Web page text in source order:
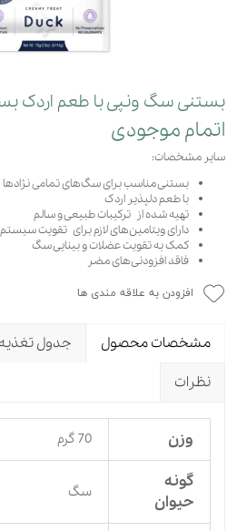
بستنی سگ ونپی با طعم اردک بسته 5
اتمام موجودی
سایر مشخصات:
بستنی مناسب برای سگ‌های تمامی نژادها
با طعم دلپذیر اردک
تهیه شده از ترکیبات طبیعی و سالم
دارای ویتامین‌های لازم برای تقویت
کمک به تقویت عضلات و بینایی سگ
فاقد افزودنی‌های مضر
افزودن به علاقه مندی ها
مشخصات محصول جدول تغذیه
نظرات
وزن 70 گرم
گونه
حیوان
سگ